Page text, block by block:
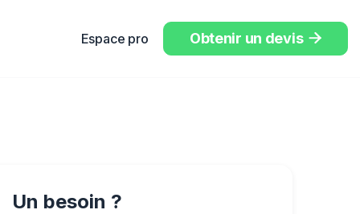
Espace pro Obtenir un devis 
Un besoin ?